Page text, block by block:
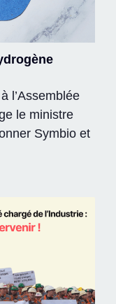
l’Assemblée
le ministre
Symbio et